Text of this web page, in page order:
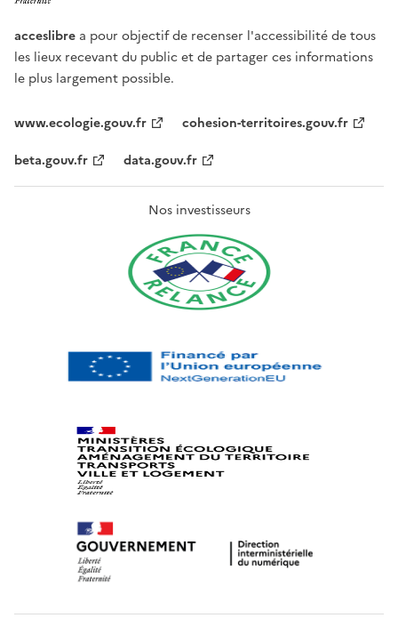
acceslibre a pour objectif de recenser l'accessibilité de tous
les lieux recevant du public et de partager ces informations
le plus largement possible.
www.ecologie.gouv.fr
cohesion-territoires.gouv.fr
beta.gouv.fr
data.gouv.fr
Nos investisseurs